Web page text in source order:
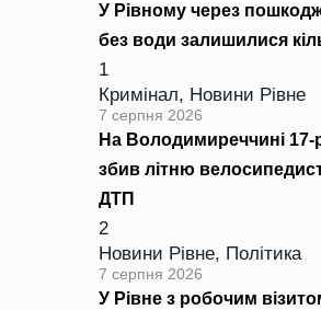
У Рівному через
без води залишилися
1
Кримінал, Новини Рівне
7 серпня 2026
На Володимиреччині 17-
збив літню
ДТП
2
Новини Рівне, Політика
7 серпня 2026
У Рівне з робочим